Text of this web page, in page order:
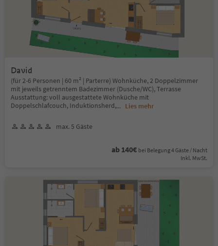
David
(für 2-6 Personen | 60 m² | Parterre) Wohnküche, 2 Doppelzimmer
mit jeweils getrenntem Badezimmer (Dusche/WC), Terrasse
Ausstattung: voll ausgestattete Wohnküche mit
Doppelschlafcouch, Induktionsherd,... Lies mehr
max. 5 Gäste
ab 140€ bei Belegung 4 Gäste / Nacht
Inkl. MwSt.